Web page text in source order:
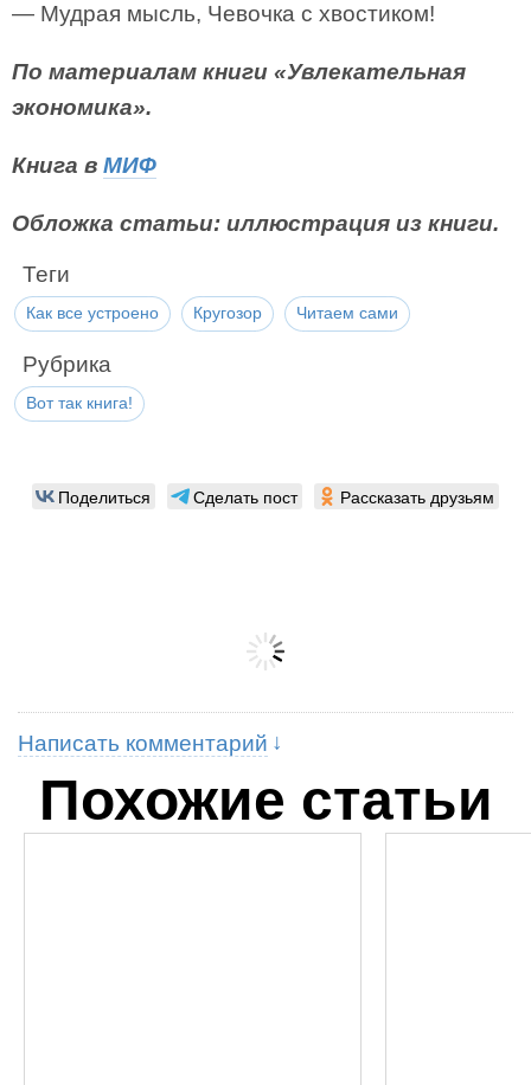
— Мудрая мысль, Чевочка с хвостиком!
По материалам книги «Увлекательная
экономика».
Книга в МИФ
Обложка статьи: иллюстрация из книги.
Теги
Как все устроено Кругозор Читаем сами
Рубрика
Вот так книга!
Поделиться Сделать пост Рассказать друзьям
Написать комментарий
Похожие статьи